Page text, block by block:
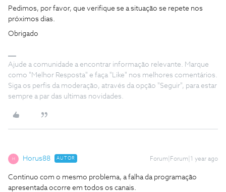
Pedimos, por favor, que verifique se a situação se repete nos
próximos dias.
Obrigado
Ajude a comunidade a encontrar informação relevante. Marque
como "Melhor Resposta" e faça "Like" nos melhores comentários.
Siga os perfis da moderação, através da opção "Seguir", para estar
sempre a par das ultimas novidades.
H Horus88 AUTOR Forum|Forum|1 year ago
Continuo com o mesmo problema, a falha da programação
apresentada ocorre em todos os canais.